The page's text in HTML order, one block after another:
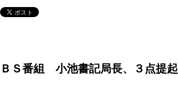
ＢＳ番組 小池書記局長、３点提起